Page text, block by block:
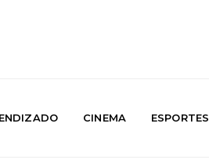
CINEMA ESPORTES